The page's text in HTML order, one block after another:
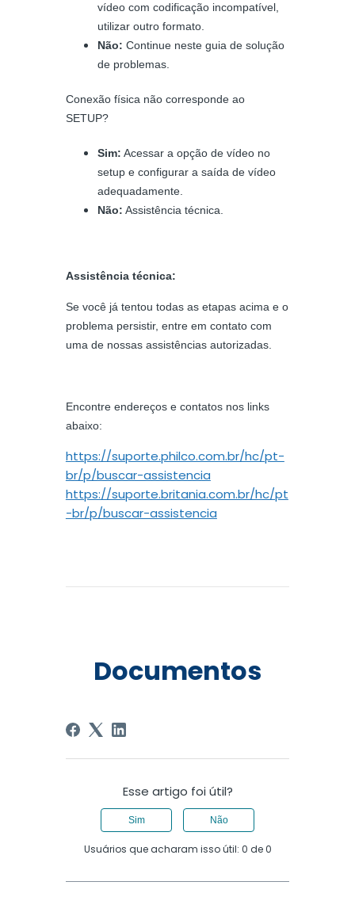
vídeo com codificação incompatível,
utilizar outro formato.
Não: Continue neste guia de solução
de problemas.
Conexão física não corresponde ao
SETUP?
Sim: Acessar a opção de vídeo no
setup e configurar a saída de vídeo
adequadamente.
Não: Assistência técnica.
Assistência técnica:
Se você já tentou todas as etapas acima e o
problema persistir, entre em contato com
uma de nossas assistências autorizadas.
Encontre endereços e contatos nos links
abaixo:
https://suporte.philco.com.br/hc/pt-
br/p/buscar-assistencia
https://suporte.britania.com.br/hc/pt
-br/p/buscar-assistencia
Documentos
Esse artigo foi útil?
Sim Não
Usuários que acharam isso útil: 0 de 0